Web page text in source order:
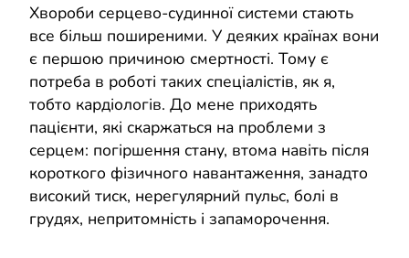
Хвороби серцево-судинної системи стають
все більш поширеними. У деяких країнах вони
є першою причиною смертності. Тому є
потреба в роботі таких спеціалістів, як я,
тобто кардіологів. До мене приходять
пацієнти, які скаржаться на проблеми з
серцем: погіршення стану, втома навіть після
короткого фізичного навантаження, занадто
високий тиск, нерегулярний пульс, болі в
грудях, непритомність і запаморочення.